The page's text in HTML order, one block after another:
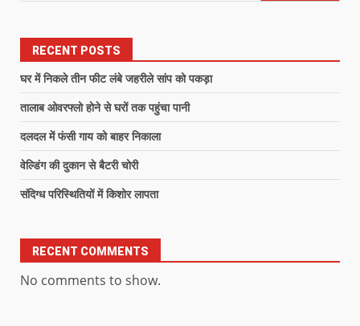
RECENT POSTS
घर में निकले तीन फीट लंबे जहरीले सांप को पकड़ा
तालाब ओवरफ्लो होने से घरों तक पहुंचा पानी
दलदल में फंसी गाय को बाहर निकाला
वेल्डिंग की दुकान से बैटरी चोरी
संदिग्ध परिस्थितियों में किशोर लापता
RECENT COMMENTS
No comments to show.